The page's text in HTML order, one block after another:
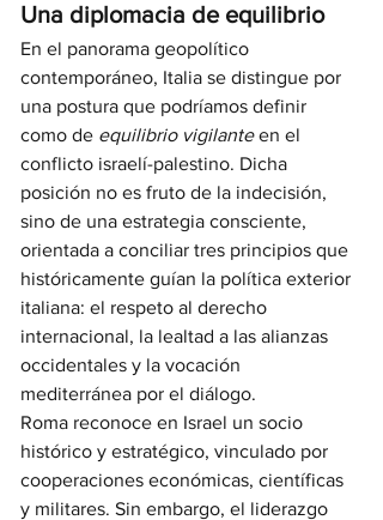
Una diplomacia de equilibrio
En el panorama geopolítico
contemporáneo, Italia se distingue por
una postura que podríamos definir
como de equilibrio vigilante en el
conflicto israelí-palestino. Dicha
posición no es fruto de la indecisión,
sino de una estrategia consciente,
orientada a conciliar tres principios que
históricamente guían la política exterior
italiana: el respeto al derecho
internacional, la lealtad a las alianzas
occidentales y la vocación
mediterránea por el diálogo.
Roma reconoce en Israel un socio
histórico y estratégico, vinculado por
cooperaciones económicas, científicas
y militares. Sin embargo, el liderazgo